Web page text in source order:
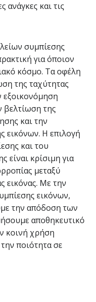
ανάγκες και τις
συμπίεσης
για όποιον
κόσμο. Τα οφέλη
της ταχύτητας
εξοικονόμηση
της
και την
εικόνων. Η επιλογή
και του
είναι κρίσιμη για
μεταξύ
εικόνας. Με την
εικόνων,
την απόδοση των
αποθηκευτικό
κοινή χρήση
ποιότητα σε